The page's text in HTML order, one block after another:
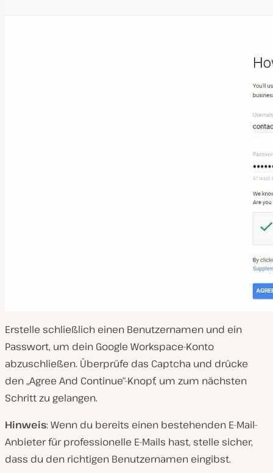
Erstelle schließlich einen Benutzernamen und ein
Passwort, um dein Google Workspace-Konto
abzuschließen. Überprüfe das Captcha und drücke
den „Agree And Continue“-Knopf, um zum nächsten
Schritt zu gelangen.
Hinweis: Wenn du bereits einen bestehenden E-Mail-
Anbieter für professionelle E-Mails hast, stelle sicher,
dass du den richtigen Benutzernamen eingibst.